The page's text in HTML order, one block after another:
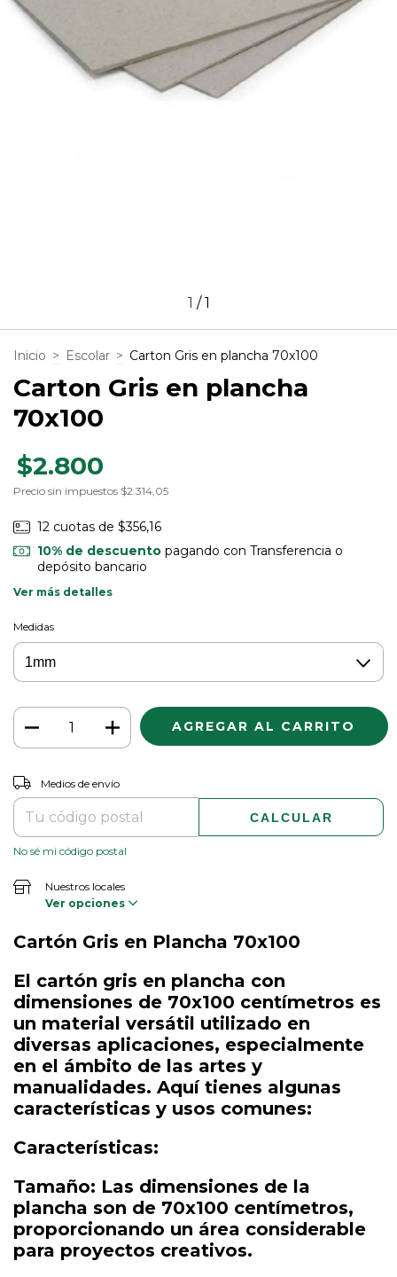
1 /1
Inicio > Escolar > Carton Gris en plancha 70x100
Carton Gris en plancha
70x100
$2.800
Precio sin impuestos $2.314,05
12 cuotas de $356,16
10% de descuentopagando con Transferencia o
depósito bancario
Ver más detalles
Medidas
Entregas para el CP:
Medios de envío
CALCULAR
No sé mi código postal
Nuestros locales
Ver opciones
Cartón Gris en Plancha 70x100
El cartón gris en plancha con
dimensiones de 70x100 centímetros es
un material versátil utilizado en
diversas aplicaciones, especialmente
en el ámbito de las artes y
manualidades. Aquí tienes algunas
características y usos comunes:
Características:
Tamaño: Las dimensiones de la
plancha son de 70x100 centímetros,
proporcionando un área considerable
para proyectos creativos.